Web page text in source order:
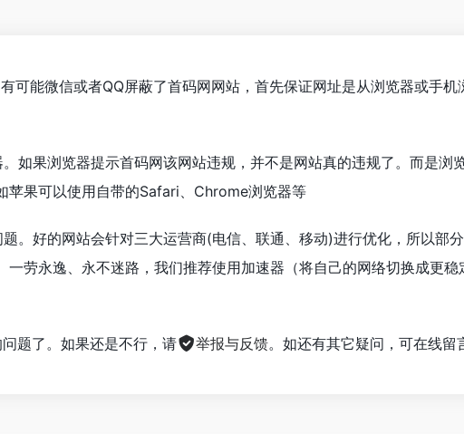
可能微信或者QQ屏蔽了首码网网站，首先保证网址是从浏览器或手
如果浏览器提示首码网该网站违规，并不是网站真的违规了。而是浏
苹果可以使用自带的Safari、Chrome浏览器等
。好的网站会针对三大运营商(电信、联通、移动)进行优化，所以部
一劳永逸、永不迷路，我们推荐使用加速器（将自己的网络切换成更
题了。如果还是不行，请 举报与反馈。如还有其它疑问，可在线留